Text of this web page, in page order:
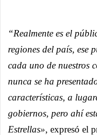
“Realmente es el
regiones del país, ese
cada uno de nuestros
nunca se ha
características, a
gobiernos, pero ahí
Estrellas», expresó el